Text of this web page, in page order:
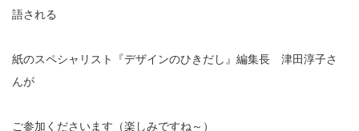
語される
紙のスペシャリスト『デザインのひきだし』編集長 津田淳子さ
んが
ご参加くださいます（楽しみですね～）